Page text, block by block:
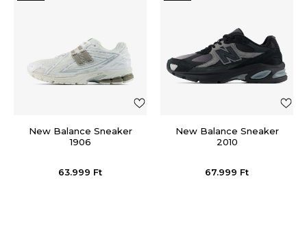
New Balance Sneaker
1906
63.999 Ft
New Balance Sneaker
2010
67.999 Ft